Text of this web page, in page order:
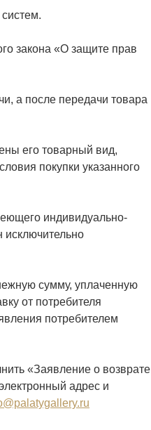
закона «О защите прав
а после передачи товара
его товарный вид,
покупки указанного
индивидуально-
исключительно
сумму, уплаченную
от потребителя
потребителем
«Заявление о возврате
адрес и